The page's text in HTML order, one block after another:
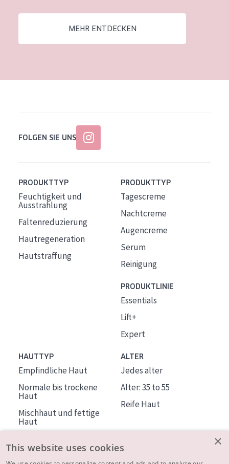
Alter: 35 to 55
MEHR ENTDECKEN
FOLGEN SIE UNS
PRODUKTTYP
Feuchtigkeit und
Ausstrahlung
Faltenreduzierung
Hautregeneration
Hautstraffung
PRODUKTTYP
Tagescreme
Nachtcreme
Augencreme
Serum
Reinigung
PRODUKTLINIE
Essentials
Lift+
Expert
HAUTTYP
Empfindliche Haut
Normale bis trockene
Haut
Mischhaut und fettige
Haut
ALTER
Jedes alter
Alter: 35 to 55
Reife Haut
×
This website uses cookies